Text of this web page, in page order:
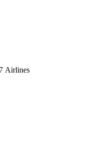
Airlines